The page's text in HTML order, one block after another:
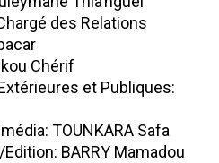
des Relations
Chérif
et Publiques:
TOUNKARA Safa
BARRY Mamadou